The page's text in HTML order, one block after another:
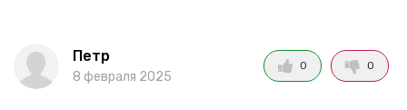
Петр
8 февраля 2025
0 0